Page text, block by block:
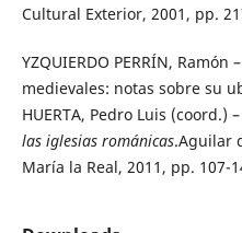
Cultural Exterior, 2001, pp.
YZQUIERDO PERRÍN, Ramón
medievales: notas sobre su
HUERTA, Pedro Luis (coord.) –
las iglesias románicas.Aguilar
María la Real, 2011, pp. 107-